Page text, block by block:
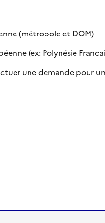
(métropole et DOM)
(ex: Polynésie
une demande pour